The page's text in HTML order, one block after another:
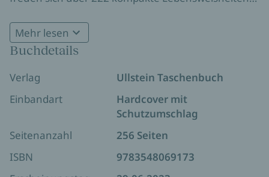
Einladungen zu Reflexion in Hochtaktung.
Selbstführung, Abgrenzung, Leichtigkeit – auf den
Punkt gebracht: Willkommen zu mehr Souveränität.
»Diese Frau hat einen Nerv getroffen. Karin Kuschik
erfand das Coaching to Go. Damit wird man
souveräner, selbstbewusster und schlagfertiger.«
Mehr lesen
Buchdetails
Verlag
Ullstein Taschenbuch
Einbandart
Hardcover mit
Schutzumschlag
Seitenanzahl
256 Seiten
ISBN
9783548069173